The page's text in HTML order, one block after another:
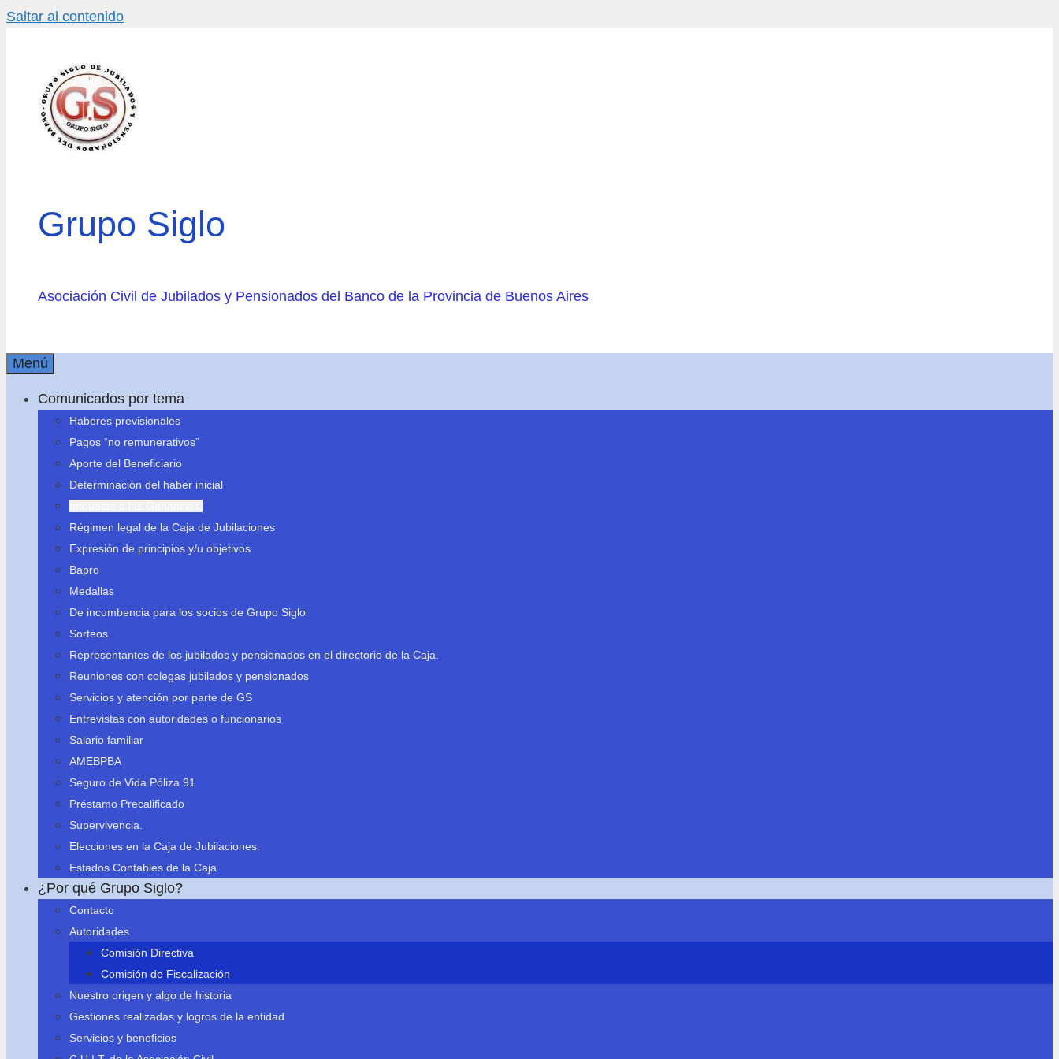
Saltar al contenido
Grupo Siglo
Asociación Civil de Jubilados y Pensionados del Banco de la Provincia de Buenos Aires
Menú
Comunicados por tema
Haberes previsionales
Pagos “no remunerativos”
Aporte del Beneficiario
Determinación del haber inicial
Régimen legal de la Caja de Jubilaciones
Expresión de principios y/u objetivos
Bapro
Medallas
De incumbencia para los socios de Grupo Siglo
Sorteos
Representantes de los jubilados y pensionados en el directorio de la Caja.
Reuniones con colegas jubilados y pensionados
Servicios y atención por parte de GS
Entrevistas con autoridades o funcionarios
Salario familiar
AMEBPBA
Seguro de Vida Póliza 91
Préstamo Precalificado
Supervivencia.
Elecciones en la Caja de Jubilaciones.
Estados Contables de la Caja
¿Por qué Grupo Siglo?
Contacto
Autoridades
Comisión Directiva
Comisión de Fiscalización
Nuestro origen y algo de historia
Gestiones realizadas y logros de la entidad
Servicios y beneficios